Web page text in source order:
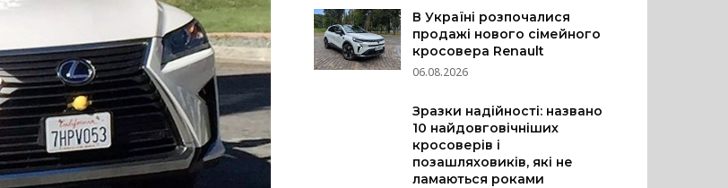
В Україні розпочалися
продажі нового сімейного
кросовера Renault
06.08.2026
Зразки надійності: названо
10 найдовговічніших
кросоверів і
позашляховиків, які не
ламаються роками